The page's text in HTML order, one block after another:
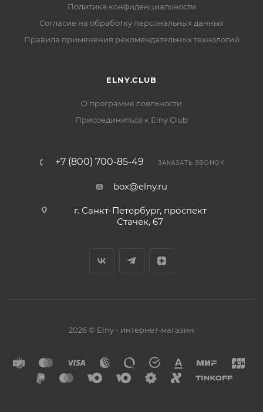
Политика конфиденциальности
Согласие на обработку персональных данных
Правила применения рекомендательных технологий
ELNY.CLUB
О программе лояльности
Присоединиться к Elny.Club
+7 (800) 700-85-49 ЗАКАЗАТЬ ЗВОНОК
box@elny.ru
г. Санкт-Петербург, проспект
Стачек, 67
2026 © Elny - интернет-магазин